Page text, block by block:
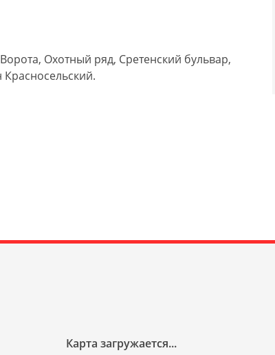
Охотный ряд, Сретенский бульвар,